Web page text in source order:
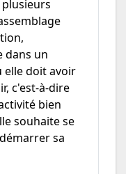
dans un
elle doit avoir
c'est-à-dire
bien
souhaite se
sa